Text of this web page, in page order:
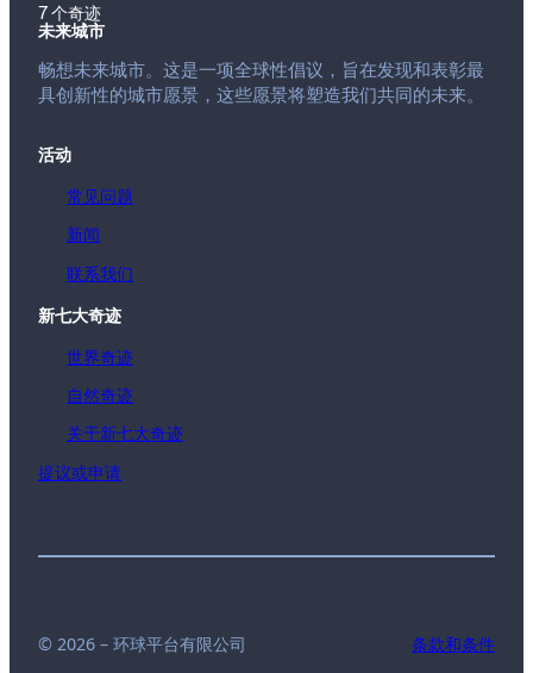
7 个奇迹
未来城市
畅想未来城市。这是一项全球性倡议，旨在发现和表彰最
具创新性的城市愿景，这些愿景将塑造我们共同的未来。
活动
常见问题
新闻
联系我们
新七大奇迹
世界奇迹
自然奇迹
关于新七大奇迹
提议或申请
© 2026 – 环球平台有限公司 条款和条件